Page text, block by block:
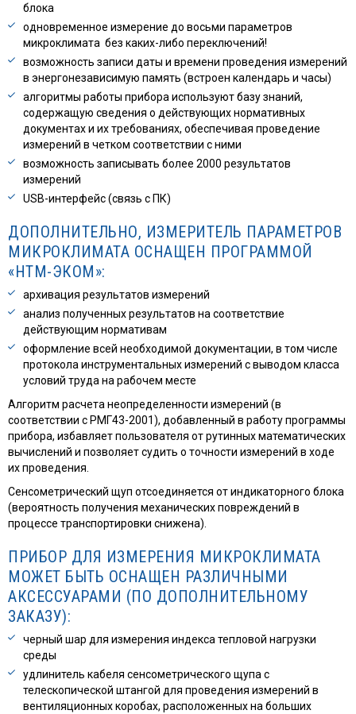
блока
одновременное измерение до восьми параметров
микроклимата без каких-либо переключений!
возможность записи даты и времени проведения измерений
в энергонезависимую память (встроен календарь и часы)
алгоритмы работы прибора используют базу знаний,
содержащую сведения о действующих нормативных
документах и их требованиях, обеспечивая проведение
измерений в четком соответствии с ними
возможность записывать более 2000 результатов
измерений
USB-интерфейс (связь с ПК)
ДОПОЛНИТЕЛЬНО, ИЗМЕРИТЕЛЬ ПАРАМЕТРОВ
МИКРОКЛИМАТА ОСНАЩЕН ПРОГРАММОЙ
«НТМ-ЭКОМ»:
архивация результатов измерений
анализ полученных результатов на соответствие
действующим нормативам
оформление всей необходимой документации, в том числе
протокола инструментальных измерений с выводом класса
условий труда на рабочем месте
Алгоритм расчета неопределенности измерений (в
соответствии с РМГ43-2001), добавленный в работу программы
прибора, избавляет пользователя от рутинных математических
вычислений и позволяет судить о точности измерений в ходе
их проведения.
Сенсометрический щуп отсоединяется от индикаторного блока
(вероятность получения механических повреждений в
процессе транспортировки снижена).
ПРИБОР ДЛЯ ИЗМЕРЕНИЯ МИКРОКЛИМАТА
МОЖЕТ БЫТЬ ОСНАЩЕН РАЗЛИЧНЫМИ
АКСЕССУАРАМИ (ПО ДОПОЛНИТЕЛЬНОМУ
ЗАКАЗУ):
черный шар для измерения индекса тепловой нагрузки
среды
удлинитель кабеля сенсометрического щупа с
телескопической штангой для проведения измерений в
вентиляционных коробах, расположенных на больших